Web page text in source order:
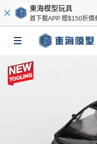
東海模型玩具
首下載APP 贈$150折價